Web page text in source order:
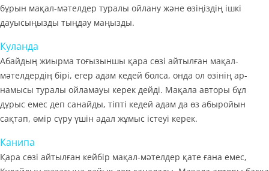
бұрын мақал-мәтелдер туралы ойлану және өзіңіздің ішкі
дауысыңызды тыңдау маңызды.
Куланда
Абайдың жиырма тоғызыншы қара сөзі айтылған мақал-
мәтелдердің бірі, егер адам кедей болса, онда ол өзінің ар-
намысы туралы ойламауы керек дейді. Мақала авторы бұл
дұрыс емес деп санайды, тіпті кедей адам да өз абыройын
сақтап, өмір сүру үшін адал жұмыс істеуі керек.
Канипа
Қара сөзі айтылған кейбір мақал-мәтелдер қате ғана емес,